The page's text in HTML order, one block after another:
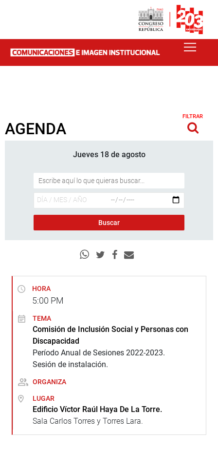
AGENDA
FILTRAR
Jueves 18 de agosto
HORA
5:00 PM
TEMA
Comisión de Inclusión Social y Personas con
Discapacidad
Período Anual de Sesiones 2022-2023.
Sesión de instalación.
ORGANIZA
LUGAR
Edificio Víctor Raúl Haya De La Torre.
Sala Carlos Torres y Torres Lara.